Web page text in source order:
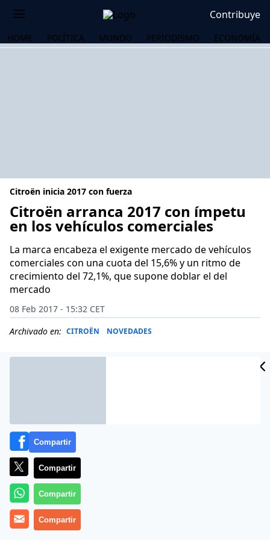
Contribuye
HOME POLÍTICA MUNDO PERIODISMO ECONOMÍA
Citroën inicia 2017 con fuerza
Citroën arranca 2017 con ímpetu
en los vehículos comerciales
La marca encabeza el exigente mercado de vehículos
comerciales con una cuota del 15,6% y un ritmo de
crecimiento del 72,1%, que supone doblar el del
mercado
08 Feb 2017 - 15:32 CET
Archivado en: CITROËN NOVEDADES
Con una gama de vehículos comerciales renovada,
Compartir
Compartir
Compartir
Compartir